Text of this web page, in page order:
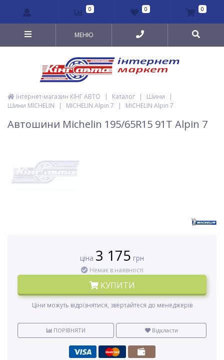
0 0 0
МЕНЮ
Інтернет-магазин КІНГ АВТО | Каталог | Шини
|
Шини MICHELIN
| MICHELIN Alpin 7 | MICHELIN Alpin 7
Автошини Michelin 195/65R15 91T Alpin 7
ціна 3 175 грн
Немає в наявності
КУПИТИ
Ціни можуть відрізнятися, звертайтеся до менеджерів
ПОРІВНЯТИ Відкласти